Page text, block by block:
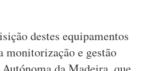
destes equipamentos
monitorização e gestão